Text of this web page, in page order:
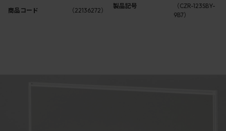
商品コード （22136272）
製品記号
（CZR-123SBY-
9B7）